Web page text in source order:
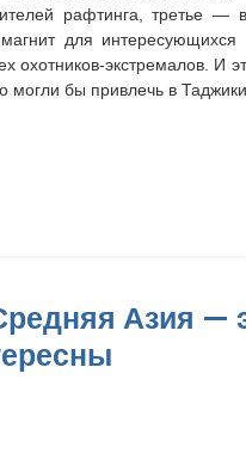
рафтинга, третье —
для
экстремалов. И
могли бы привлечь в
Азия —